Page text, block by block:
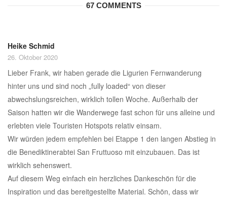
67 COMMENTS
Heike Schmid
26. Oktober 2020
Lieber Frank, wir haben gerade die Ligurien Fernwanderung
hinter uns und sind noch „fully loaded“ von dieser
abwechslungsreichen, wirklich tollen Woche. Außerhalb der
Saison hatten wir die Wanderwege fast schon für uns alleine und
erlebten viele Touristen Hotspots relativ einsam.
Wir würden jedem empfehlen bei Etappe 1 den langen Abstieg in
die Benediktinerabtei San Fruttuoso mit einzubauen. Das ist
wirklich sehenswert.
Auf diesem Weg einfach ein herzliches Dankeschön für die
Inspiration und das bereitgestellte Material. Schön, dass wir